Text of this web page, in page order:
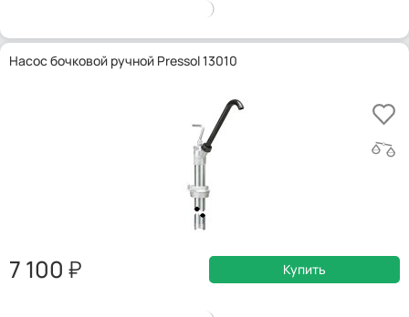
Насос бочковой ручной Pressol 13010
7 100 Купить